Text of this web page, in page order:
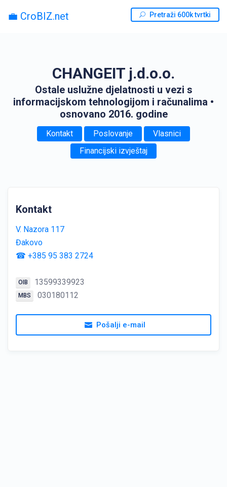
💼 CroBIZ.net Pretraži 600k tvrtki
CHANGEIT j.d.o.o.
Ostale uslužne djelatnosti u vezi s
informacijskom tehnologijom i računalima •
osnovano 2016. godine
Kontakt Poslovanje
Vlasnici
Financijski izvještaj
Kontakt
V. Nazora 117
Đakovo
☎ +385 95 383 2724
OIB 13599339923
MBS 030180112
Pošalji e-mail